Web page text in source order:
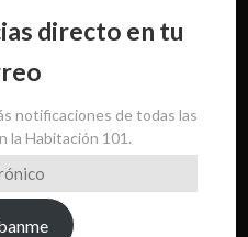
directo en tu
notificaciones de todas las
la Habitación 101.